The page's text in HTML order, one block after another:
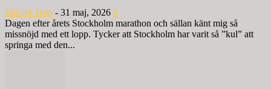
Mikael Tisjö - 31 maj, 2026 0
Dagen efter årets Stockholm marathon och sällan känt mig så
missnöjd med ett lopp. Tycker att Stockholm har varit så ”kul” att
springa med den...